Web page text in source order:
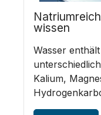
wissen
Wasser
Kalium,